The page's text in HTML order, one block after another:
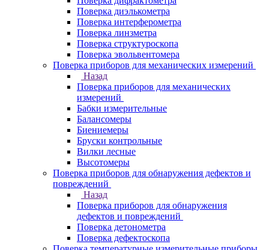
Поверка диэлькометра
Поверка интерферометра
Поверка линзметра
Поверка структуроскопа
Поверка эвольвентомера
Поверка приборов для механических измерений
Назад
Поверка приборов для механических
измерений
Бабки измерительные
Балансомеры
Биениемеры
Бруски контрольные
Вилки лесные
Высотомеры
Поверка приборов для обнаружения дефектов и
повреждений
Назад
Поверка приборов для обнаружения
дефектов и повреждений
Поверка детонометра
Поверка дефектоскопа